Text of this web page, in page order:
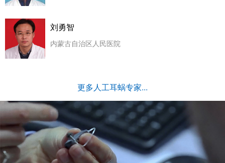
刘勇智
内蒙古自治区人民医院
更多人工耳蜗专家...